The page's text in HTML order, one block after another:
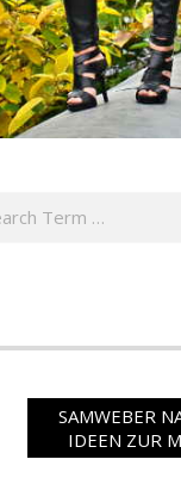
SAMWEBER
IDEEN ZUR